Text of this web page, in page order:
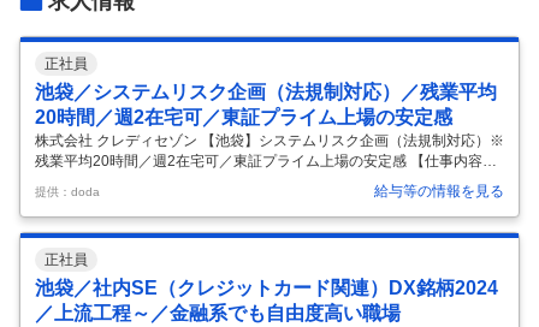
正社員
池袋／システムリスク企画（法規制対応）／残業平均
20時間／週2在宅可／東証プライム上場の安定感
株式会社 クレディセゾン 【池袋】システムリスク企画（法規制対応）※
残業平均20時間／週2在宅可／東証プライム上場の安定感 【仕事内容】
【池袋】システムリスク企画（法規制対応）※残業平均20時間／週2在
宅可／東証プライム上場の安定感 【具体的な仕事内容】 ■システム企画
部のミッション 当部では、全社のデジタル戦略を推進し、新たなシステ
ムの企画・立案を担っております。 直近では業務規程・ガイドラインの
策定やリスクコントロールの強化によって、安定的かつ継続的なシステ
ム運用を実現し、企業価値の向上に寄与する”攻め”の施策に加え、社内
の生成AI活用人材を増やすための研修・事例共有など”攻め”の施策を
提供：doda 給与等の情報を見る
正社員
池袋／社内SE（クレジットカード関連）DX銘柄2024
／上流工程～／金融系でも自由度高い職場